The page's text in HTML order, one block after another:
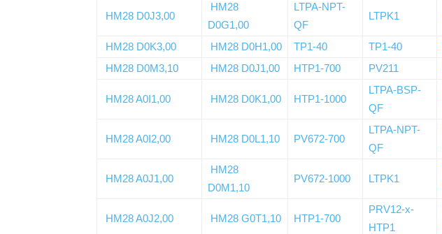
HM28 D0J3,00
HM28
D0G1,00
LTPA-NPT-
QF
LTPK1
HM28 D0K3,00 HM28 D0H1,00 TP1-40 TP1-40
HM28 D0M3,10
HM28 D0J1,00 HTP1-700 PV211
HM28 A0I1,00 HM28 D0K1,00 HTP1-1000
LTPA-BSP-
QF
HM28 A0I2,00 HM28 D0L1,10 PV672-700
LTPA-NPT-
QF
HM28 A0J1,00
HM28
D0M1,10
PV672-1000 LTPK1
HM28 A0J2,00 HM28 G0T1,10 HTP1-700
PRV12-x-
HTP1